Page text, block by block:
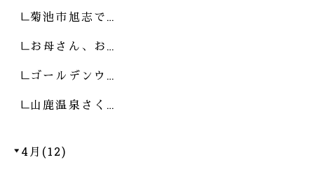
菊池市旭志で…
お母さん、お…
ゴールデンウ…
山鹿温泉さく…
4月(12)